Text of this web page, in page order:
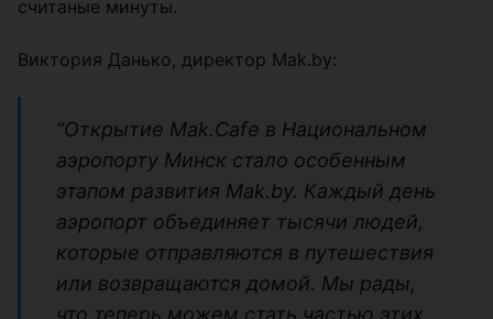
считаные минуты.
Виктория Данько, директор Mak.by:
“Открытие Mak.Cafe в Национальном
аэропорту Минск стало особенным
этапом развития Mak.by. Каждый день
аэропорт объединяет тысячи людей,
которые отправляются в путешествия
или возвращаются домой. Мы рады,
что теперь можем стать частью этих